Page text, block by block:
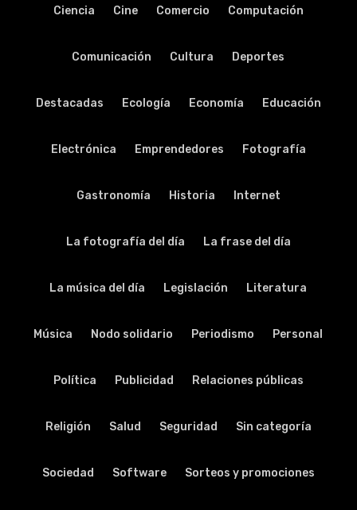
Ciencia Cine Comercio Computación
Comunicación Cultura Deportes
Destacadas Ecología Economía Educación
Electrónica Emprendedores Fotografía
Gastronomía Historia Internet
La fotografía del día La frase del día
La música del día Legislación Literatura
Música Nodo solidario Periodismo Personal
Política Publicidad Relaciones públicas
Religión Salud Seguridad Sin categoría
Sociedad Software Sorteos y promociones